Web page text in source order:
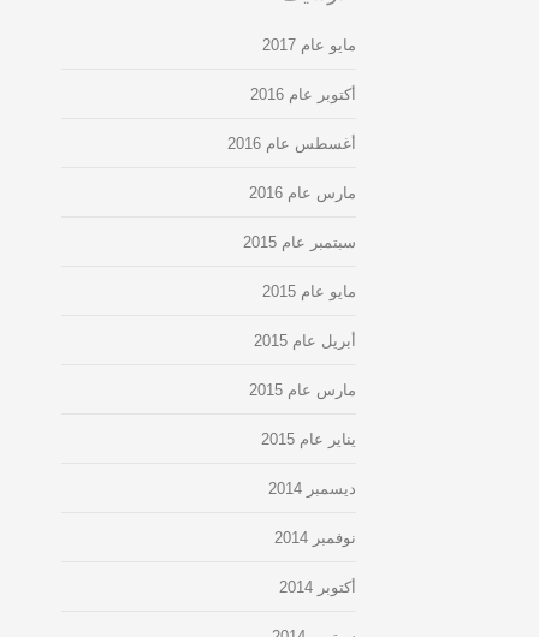
مايو عام 2017
أكتوبر عام 2016
أغسطس عام 2016
مارس عام 2016
سبتمبر عام 2015
مايو عام 2015
أبريل عام 2015
مارس عام 2015
يناير عام 2015
ديسمبر 2014
نوفمبر 2014
أكتوبر 2014